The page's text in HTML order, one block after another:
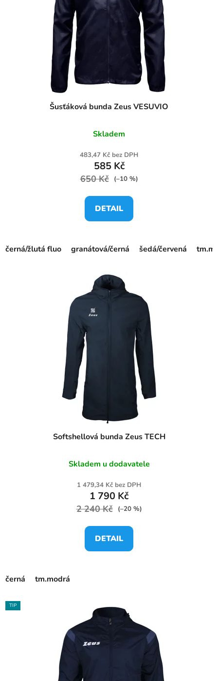
Šusťáková bunda Zeus VESUVIO
Skladem
483,47 Kč bez DPH
585 Kč
650 Kč (–10 %)
DETAIL
černá/žlutá fluo granátová/černá šedá/červená
Softshellová bunda Zeus TECH
Skladem u dodavatele
1 479,34 Kč bez DPH
1 790 Kč
2 240 Kč (–20 %)
DETAIL
černá tm.modrá
TIP